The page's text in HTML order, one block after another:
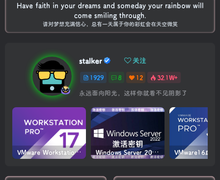
Have faith in your dreams and someday your rainbow will
come smiling through.
请对梦想充满信心，总有一天属于你的彩虹会在天空微笑
stalker 关注
1929 8 12
32.1W+
永远面向阳光，这样你就看不见阴影了
VMware Workstation PRO v17.6.4 正式版_虚拟机(带激活密钥) Windows Server 2022激活密钥 2024 5月更新